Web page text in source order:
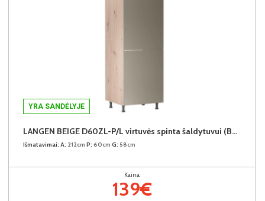
YRA SANDĖLYJE
LANGEN BEIGE D60ZL-P/L virtuvės spinta šaldytuvui (Beige/Dab Artisan)
Išmatavimai: A: 212cm P: 60cm G: 58cm
Kaina:
139€